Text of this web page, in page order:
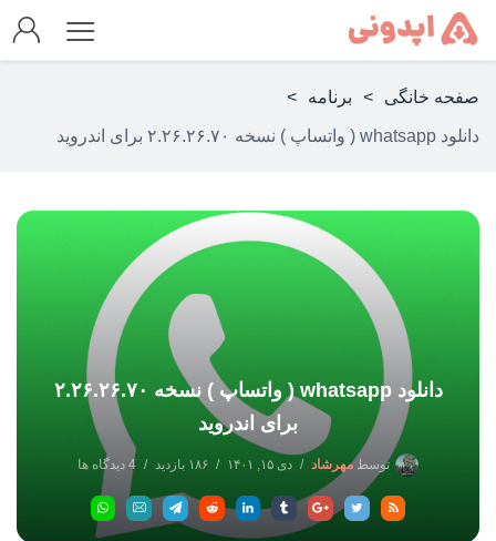
صفحه خانگی > برنامه >
دانلود whatsapp ( واتساپ ) نسخه ۲.۲۶.۲۶.۷۰ برای اندروید
دانلود whatsapp ( واتساپ ) نسخه ۲.۲۶.۲۶.۷۰
برای اندروید
توسطمهرشاد دی ۱۵, ۱۴۰۱ ۱۸۶ بازدید 4 دیدگاه ها